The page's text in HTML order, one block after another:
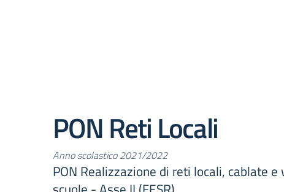
PON Reti Locali
Anno scolastico 2021/2022
PON Realizzazione di reti locali, cablate